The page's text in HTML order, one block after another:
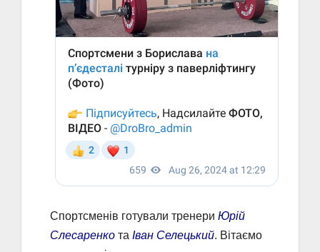
Спортсменів готували тренери Юрій
Слесаренко та Іван Селецький. Вітаємо